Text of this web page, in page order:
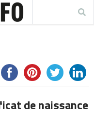
de naissance